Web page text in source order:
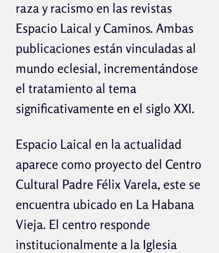
raza y racismo en las revistas
Espacio Laical y Caminos. Ambas
publicaciones están vinculadas al
mundo eclesial, incrementándose
el tratamiento al tema
significativamente en el siglo XXI.
Espacio Laical en la actualidad
aparece como proyecto del Centro
Cultural Padre Félix Varela, este se
encuentra ubicado en La Habana
Vieja. El centro responde
institucionalmente a la Iglesia